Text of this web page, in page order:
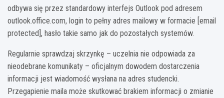
odbywa się przez standardowy interfejs Outlook pod adresem
outlook.office.com, login to pełny adres mailowy w formacie [email
protected], hasło takie samo jak do pozostałych systemów.
Regularnie sprawdzaj skrzynkę – uczelnia nie odpowiada za
nieodebrane komunikaty – oficjalnym dowodem dostarczenia
informacji jest wiadomość wysłana na adres studencki.
Przegapienie maila może skutkować brakiem informacji o zmianie